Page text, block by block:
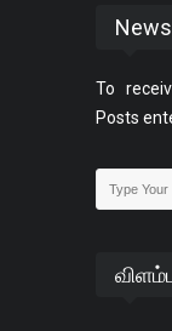
To
Posts